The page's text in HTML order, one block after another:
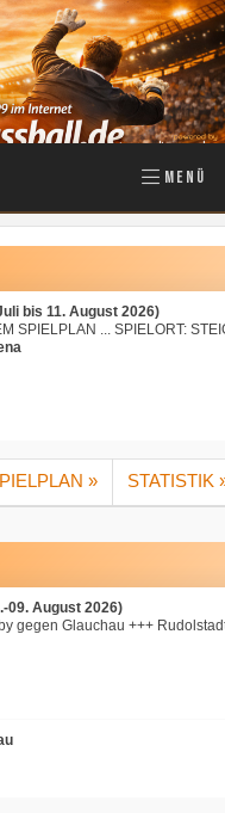
MENÜ
bis 11. August 2026)
SPIELPLAN ... SPIELORT:
» STATISTIK
09. August 2026)
gegen Glauchau +++